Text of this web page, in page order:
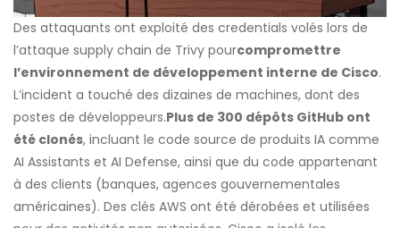
Des attaquants ont exploité des credentials volés lors de
l’attaque supply chain de Trivy pourcompromettre
l’environnement de développement interne de Cisco.
L’incident a touché des dizaines de machines, dont des
postes de développeurs.Plus de 300 dépôts GitHub ont
été clonés, incluant le code source de produits IA comme
AI Assistants et AI Defense, ainsi que du code appartenant
à des clients (banques, agences gouvernementales
américaines). Des clés AWS ont été dérobées et utilisées